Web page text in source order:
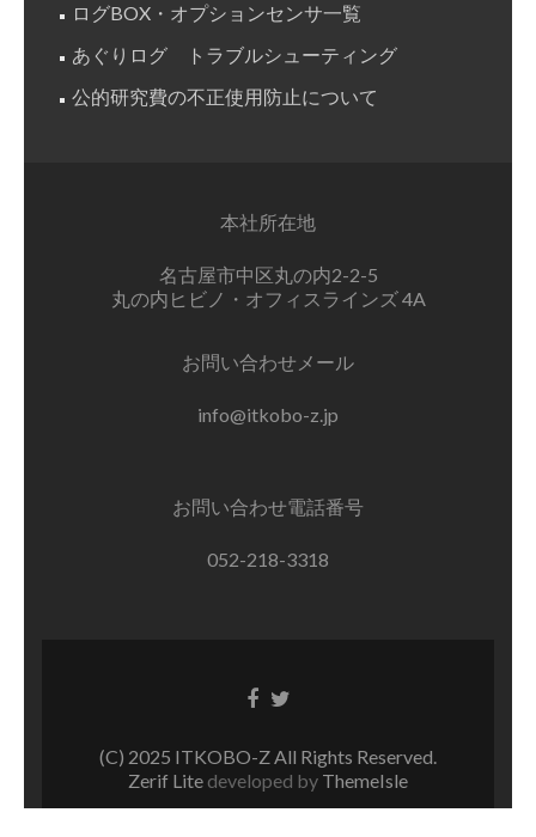
ログBOX・オプションセンサ一覧
あぐりログ トラブルシューティング
公的研究費の不正使用防止について
本社所在地
名古屋市中区丸の内2-2-5
丸の内ヒビノ・オフィスラインズ 4A
お問い合わせメール
info@itkobo-z.jp
お問い合わせ電話番号
052-218-3318
Facebook
ク
Twitter
ク
(C) 2025 ITKOBO-Z All Rights Reserved.
Zerif Lite developed by ThemeIsle